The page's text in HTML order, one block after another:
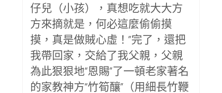
仔兒（小孩），真想吃就大大方
方來摘就是，何必這麼偷偷摸
摸，真是做賊心虛！”完了，還把
我帶回家，交給了我父親，父親
為此狠狠地“恩賜”了一頓老家著名
的家教神方“竹筍釀”（用細長竹鞭